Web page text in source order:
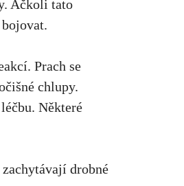
Ačkoli tato‍
Prach se
chlupy.
Některé
drobné